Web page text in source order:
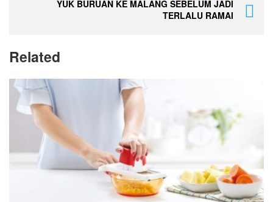
YUK BURUAN KE MALANG SEBELUM JADI
TERLALU RAMAI
Related